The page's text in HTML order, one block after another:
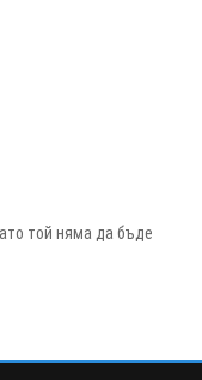
той няма да бъде